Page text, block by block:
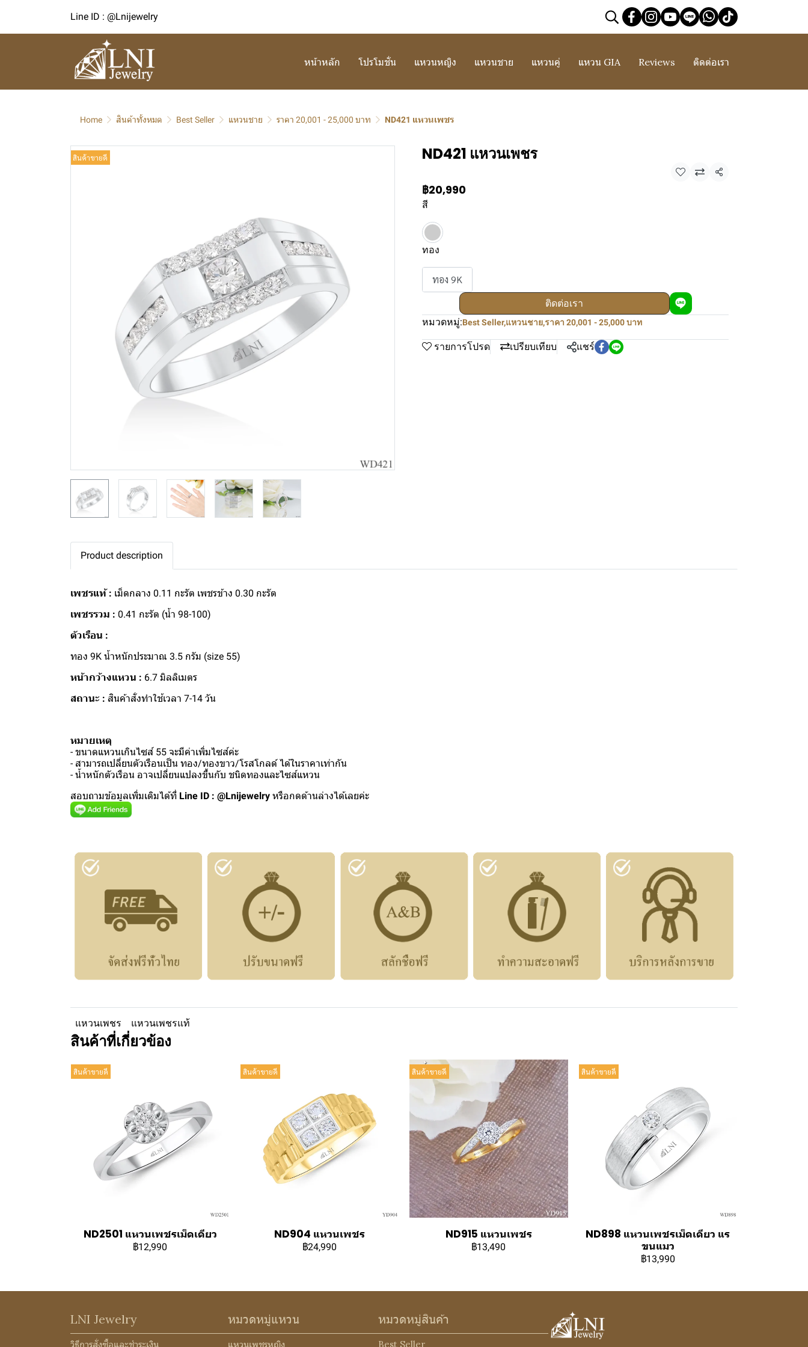
Line ID : @Lnijewelry
หน้าหลัก โปรโมชั่น แหวนหญิง แหวนชาย แหวนคู่ แหวน GIA Reviews ติดต่อเรา
Home สินค้าทั้งหมด Best Seller แหวนชาย ราคา 20,001 - 25,000 บาท ND421 แหวนเพชร
สินค้าขายดี ND421 แหวนเพชร
แชร์
฿20,990
สี
ทอง
ทอง 9K
ติดต่อเรา
หมวดหมู่:Best Seller,แหวนชาย,ราคา 20,001 - 25,000 บาท
รายการโปรด เปรียบเทียบ แชร์
Product description
เพชรแท้ : เม็ดกลาง 0.11 กะรัต เพชรข้าง 0.30 กะรัต
เพชรรวม : 0.41 กะรัต (น้ำ 98-100)
ตัวเรือน :
ทอง 9K น้ำหนักประมาณ 3.5 กรัม (size 55)
หน้ากว้างแหวน : 6.7 มิลลิเมตร
สถานะ : สินค้าสั่งทำใช้เวลา 7-14 วัน
หมายเหตุ
- ขนาดแหวนเกินไซส์ 55 จะมีค่าเพิ่มไซส์ค่ะ
- สามารถเปลี่ยนตัวเรือนเป็น ทอง/ทองขาว/โรสโกลด์ ได้ในราคาเท่ากัน
- น้ำหนักตัวเรือน อาจเปลี่ยนแปลงขึ้นกับ ชนิดทองและไซส์แหวน
สอบถามข้อมูลเพิ่มเติมได้ที่ Line ID : @Lnijewelry หรือกดด้านล่างได้เลยค่ะ
แหวนเพชร แหวนเพชรแท้
สินค้าที่เกี่ยวข้อง
สินค้าขายดี
ND2501 แหวนเพชรเม็ดเดียว
฿12,990
สินค้าขายดี
ND904 แหวนเพชร
฿24,990
สินค้าขายดี
ND915 แหวนเพชร
฿13,490
สินค้าขายดี
ND898 แหวนเพชรเม็ดเดียว แร
ขนแมว
฿13,990
LNI Jewelry
วิธีการสั่งซื้อและชำระเงิน
หมวดหมู่แหวน
แหวนเพชรหญิง
หมวดหมู่สินค้า
Best Seller